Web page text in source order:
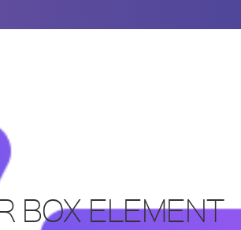
BOX ELEMENT
إكتشف